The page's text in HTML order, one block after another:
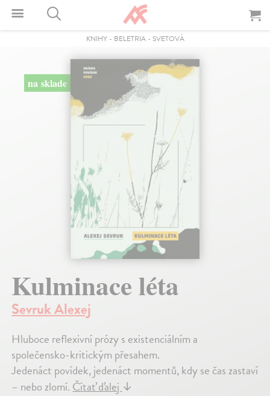
KNIHY- BELETRIA- SVETOVÁ
na sklade
Kulminace léta
Sevruk Alexej
Hluboce reflexivní prózy s existenciálním a
společensko-kritickým přesahem.
Jedenáct povídek, jedenáct momentů, kdy se čas zastaví
– nebo zlomí. Čítať ďalej ↓